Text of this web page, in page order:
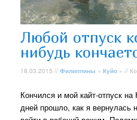
Любой отпуск
нибудь
18.03.2015 //Филиппины »Куйо » //
Кончился и мой кайт-отпуск
дней прошло, как я вернулась